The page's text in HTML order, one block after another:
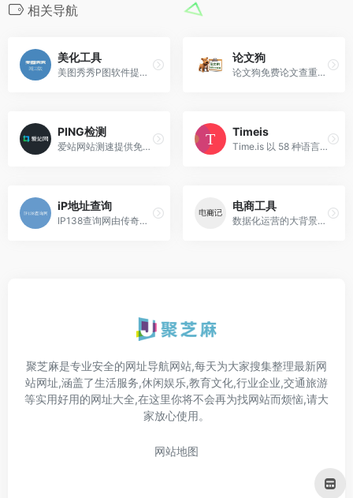
相关导航
美化工具
美图秀秀P图软件提供图片美化...
论文狗
论文狗免费论文查重软件,每天...
PING检测
爱站网站测速提供免费在线PIN...
Timeis
Time.is 以 58 种语言显示所有时区（涵盖超过 7,000,000 个地区）精确的官方原子钟时间。
iP地址查询
IP138查询网由传奇站长李兴平...
电商工具
数据化运营的大背景下，电商...
聚芝麻是专业安全的网址导航网站,每天为大家搜集整理最新网
站网址,涵盖了生活服务,休闲娱乐,教育文化,行业企业,交通旅游
等实用好用的网址大全,在这里你将不会再为找网站而烦恼,请大
家放心使用。
网站地图